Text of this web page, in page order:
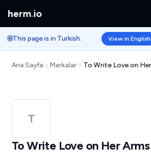
herm.io
🌐This page is in Turkish. View in
Ana Sayfa Markalar To Write Love on
T
To Write Love on Her Arms